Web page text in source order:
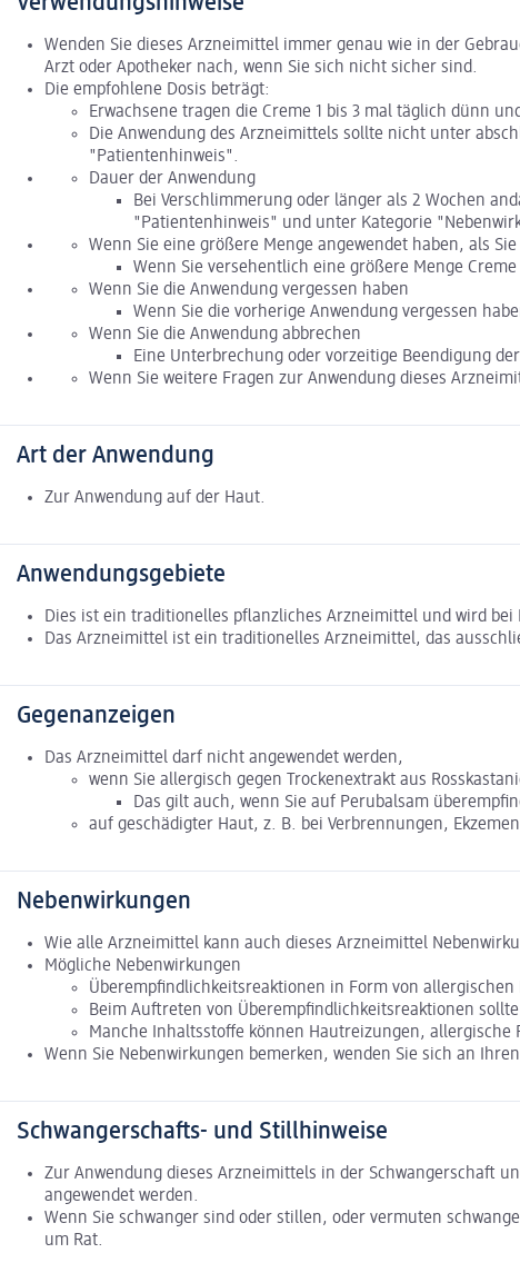
Wenden Sie dieses Arzneimittel immer genau wie in der
Arzt oder Apotheker nach, wenn Sie sich nicht sicher sind.
Die empfohlene Dosis beträgt:
Erwachsene tragen die Creme 1 bis 3 mal täglich dünn
Die Anwendung des Arzneimittels sollte nicht unter
"Patientenhinweis".
Dauer der Anwendung
Bei Verschlimmerung oder länger als 2 Wochen
"Patientenhinweis" und unter Kategorie
Wenn Sie eine größere Menge angewendet haben, als
Wenn Sie versehentlich eine größere Menge
Wenn Sie die Anwendung vergessen haben
Wenn Sie die vorherige Anwendung vergessen
Wenn Sie die Anwendung abbrechen
Eine Unterbrechung oder vorzeitige Beendigung
Wenn Sie weitere Fragen zur Anwendung dieses
Art der Anwendung
Zur Anwendung auf der Haut.
Anwendungsgebiete
Dies ist ein traditionelles pflanzliches Arzneimittel und wird
Das Arzneimittel ist ein traditionelles Arzneimittel, das
Gegenanzeigen
Das Arzneimittel darf nicht angewendet werden,
wenn Sie allergisch gegen Trockenextrakt aus
Das gilt auch, wenn Sie auf Perubalsam
auf geschädigter Haut, z. B. bei Verbrennungen,
Nebenwirkungen
Wie alle Arzneimittel kann auch dieses Arzneimittel
Mögliche Nebenwirkungen
Überempfindlichkeitsreaktionen in Form von
Beim Auftreten von Überempfindlichkeitsreaktionen
Manche Inhaltsstoffe können Hautreizungen,
Wenn Sie Nebenwirkungen bemerken, wenden Sie sich an
Schwangerschafts- und Stillhinweise
Zur Anwendung dieses Arzneimittels in der Schwangerschaft
angewendet werden.
Wenn Sie schwanger sind oder stillen, oder vermuten
um Rat.